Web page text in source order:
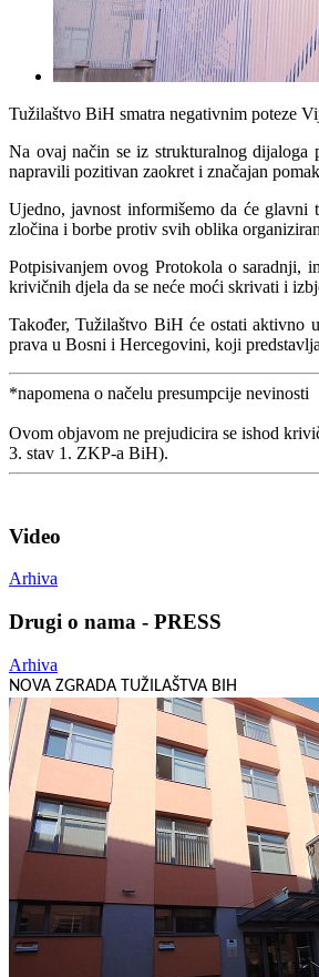
Tužilaštvo BiH smatra negativnim poteze
Na ovaj način se iz strukturalnog
napravili pozitivan zaokret i značajan
Ujedno, javnost informišemo da će glavni
zločina i borbe protiv svih oblika
Potpisivanjem ovog Protokola o saradnji,
krivičnih djela da se neće moći skrivati i
Također, Tužilaštvo BiH će ostati aktivno
prava u Bosni i Hercegovini, koji
*napomena o načelu presumpcije nevinosti
Ovom objavom ne prejudicira se ishod
3. stav 1. ZKP-a BiH).
Video
Arhiva
Drugi o nama - PRESS
Arhiva
NOVA ZGRADA TUŽILAŠTVA BIH